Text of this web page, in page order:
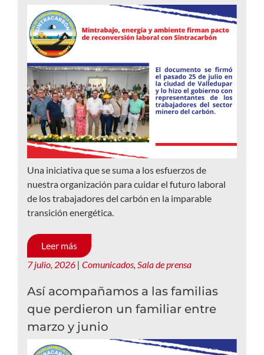
Una iniciativa que se suma a los esfuerzos de
nuestra organización para cuidar el futuro laboral
de los trabajadores del carbón en la imparable
transición energética.
Leer más
7 julio, 2026 | Comunicados Sala de prensa
Así acompañamos a las familias
que perdieron un familiar entre
marzo y junio